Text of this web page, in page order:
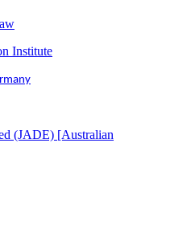
Institute
(JADE) [Australian